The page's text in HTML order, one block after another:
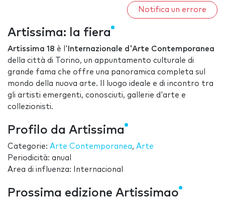
Notifica un errore
Artissima: la fiera
Artissima 18 è l' Internazionale d'Arte Contemporanea
della città di Torino, un appuntamento culturale di
grande fama che offre una panoramica completa sul
mondo della nuova arte. Il luogo ideale e di incontro tra
gli artisti emergenti, conosciuti, gallerie d'arte e
collezionisti.
Profilo da Artissima
Categorie: Arte Contemporanea, Arte
Periodicità: anual
Area di influenza: Internacional
Prossima edizione Artissimao